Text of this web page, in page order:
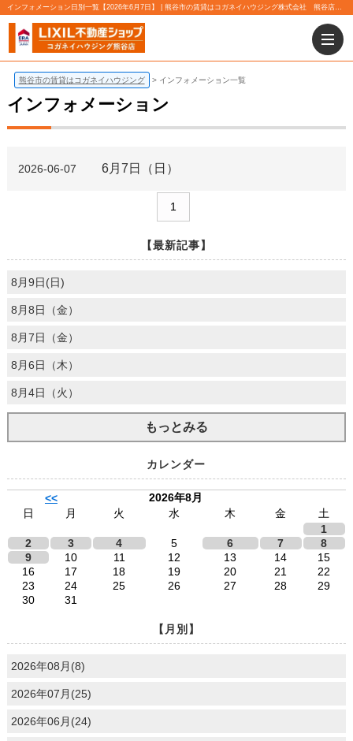
インフォメーション日別一覧【2026年6月7日】 | 熊谷市の賃貸はコガネイハウジング株式会社 熊谷店にお任せ下さい！
熊谷市の賃貸はコガネイハウジング インフォメーション一覧
インフォメーション
2026-06-07 6月7日（日）
1
【最新記事】
8月9日(日)
8月8日（金）
8月7日（金）
8月6日（木）
8月4日（火）
もっとみる
カレンダー
<<
2026年8月
日
月 火 水 木 金
土
1
2
3 4 5 6 7
8
9
10 11 12 13 14
15
16
17 18 19 20 21
22
23
24 25 26 27 28
29
30
31
【月別】
2026年08月(8)
2026年07月(25)
2026年06月(24)